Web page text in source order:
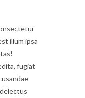
illum ipsa
fugiat